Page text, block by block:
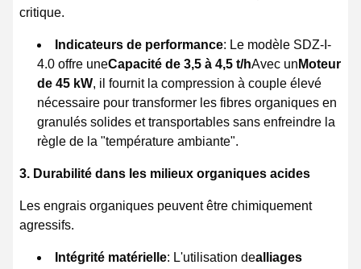
critique.
Indicateurs de performance: Le modèle SDZ-I-
4.0 offre uneCapacité de 3,5 à 4,5 t/hAvec un Moteur
de 45 kW, il fournit la compression à couple élevé
nécessaire pour transformer les fibres organiques en
granulés solides et transportables sans enfreindre la
règle de la "température ambiante".
3. Durabilité dans les milieux organiques acides
Les engrais organiques peuvent être chimiquement
agressifs.
Intégrité matérielle: L'utilisation dealliages